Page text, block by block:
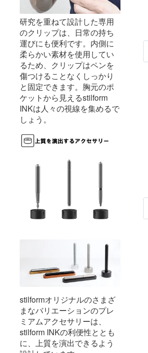
研究を重ねて設計した専用
のクリップは、日常の持ち
運びにも便利です。内側に
柔らかい素材を使用してい
るため、クリップはペンを
傷つけることなくしっかり
と固定できます。胸元のポ
ケットから見えるstilform
INKは人々の視線を集めるで
しょう。
stilformオリジナルのさまざ
まなバリエーションのプレ
ミアムアクセサリーは、
stilform INKの利便性ととも
に、上質を演出できるよう